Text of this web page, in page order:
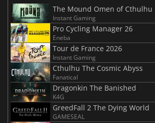
The Mound Omen of Cthulhu
Instant Gaming
Pro Cycling Manager 26
Eneba
Tour de France 2026
Instant Gaming
Cthulhu The Cosmic Abyss
Fanatical
Dragonkin The Banished
K4G
GreedFall 2 The Dying World
GAMESEAL